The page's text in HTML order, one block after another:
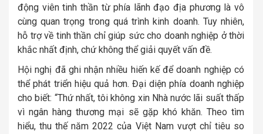
động viên tinh thần từ phía lãnh đạo địa phương là vô
cùng quan trọng trong quá trình kinh doanh. Tuy nhiên,
hỗ trợ về tinh thần chỉ giúp sức cho doanh nghiệp ở thời
khắc nhất định, chứ không thể giải quyết vấn đề.
Hội nghị đã ghi nhận nhiều hiến kế để doanh nghiệp có
thể phát triển hiệu quả hơn. Đại diện phía doanh nghiệp
cho biết: “Thứ nhất, tôi không xin Nhà nước lãi suất thấp
vì ngân hàng thương mại sẽ gặp khó khăn. Theo tìm
hiểu, thu thế năm 2022 của Việt Nam vượt chỉ tiêu so